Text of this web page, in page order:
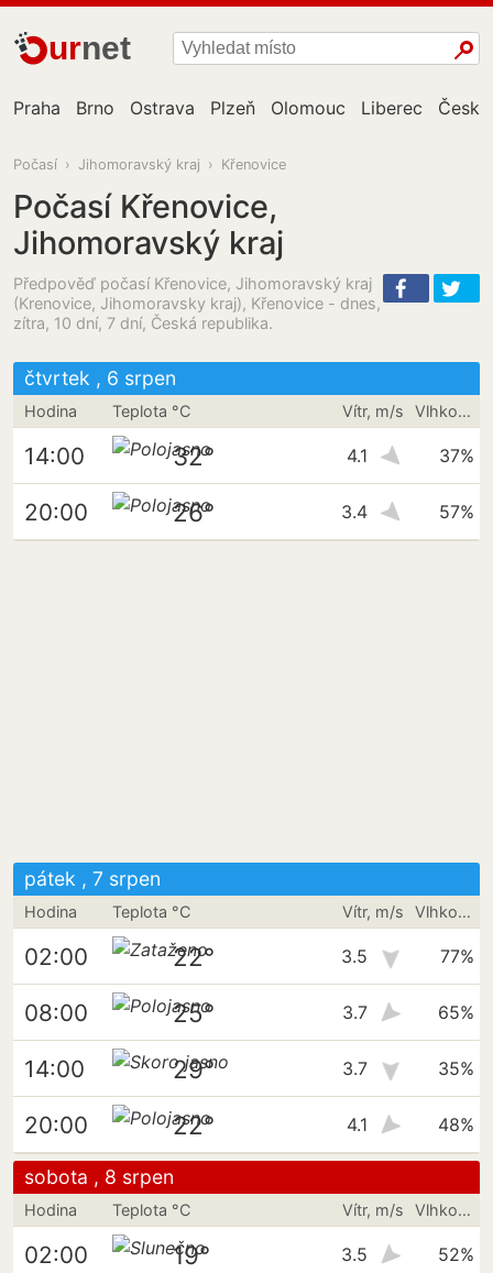
urnet
Praha Brno Ostrava Plzeň Olomouc Liberec
Počasí › Jihomoravský kraj › Křenovice
Počasí Křenovice,
Jihomoravský kraj
Předpověď počasí Křenovice, Jihomoravský kraj
(Krenovice, Jihomoravsky kraj), Křenovice - dnes,
zítra, 10 dní, 7 dní, Česká republika.
čtvrtek , 6 srpen
Hodina Teplota °C Vítr, m/s Vlhkost vzduchu
14:00 32° 4.1 37%
20:00 26° 3.4 57%
pátek , 7 srpen
Hodina Teplota °C Vítr, m/s Vlhkost vzduchu
02:00 22° 3.5 77%
08:00 25° 3.7 65%
14:00 29° 3.7 35%
20:00 22° 4.1 48%
sobota , 8 srpen
Hodina Teplota °C Vítr, m/s Vlhkost vzduchu
02:00 19° 3.5 52%